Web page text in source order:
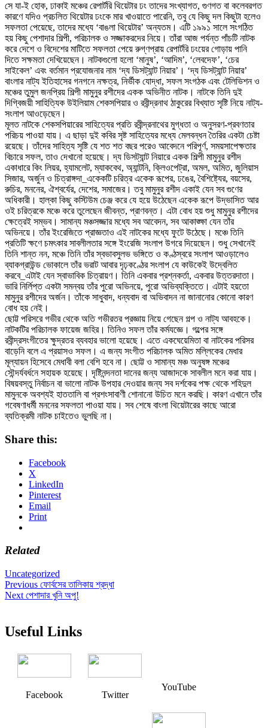
সে যা-ই হোক, ঢাকাই মঞ্চের রেপার্টরি থিয়েটার ঢং তাদের সংখ্যাগত, গুণগত বা কলেবরগত
কারণে যদিও প্রচলিত থিয়েটার ঢংকে মার খাওয়াতে পারেনি, তবু যে কিছু দল কিছুটা হলেও
সফলতা পেয়েছে, তাদের মধ্যে ‘বাঙলা থিয়েটার’ অন্যতম। এটি ১৯৯১ সালে সংগঠিত
হয় কিছু পেশাদার শিল্পী, পরিচালক ও সজ্জাকরদের নিয়ে। তাঁরা আজ পর্যন্ত পাঁচটি নাটক
করে দেশে ও বিদেশের মাটিতে সফলতা পেয়ে রুগ্ণপ্রায় রেপার্টরি ঢংয়ের গোড়ায় পানি
দিতে সক্ষমতা দেখিয়েছেন। নাটকগুলো হলো ‘মানুষ’, ‘আদিম’, ‘লেবদেফ’, ‘চের
সাইকেল’ এবং বর্তমান প্রযোজনার নাম ‘দ্য ডিসট্যান্ট নিয়ার’। ‘দ্য ডিসট্যান্ট নিয়ার’
বাংলার নাট্য ইতিহাসের গনগনে নক্ষত্র, নির্ভীক যোদ্ধা, সফল সংগঠক এবং টেলিভিশন ও
মঞ্চের তুমুল জনপ্রিয় শিল্পী মামুনুর রশীদের একক অভিনীত নাটক। নাটকে তিনি দুই
দিগ্বিজয়ী সাহিত্যিক উইলিয়াম শেকসপিয়ার ও রবীন্দ্রনাথ ঠাকুরের বিখ্যাত সৃষ্টি নিয়ে নাট্য-
সংলাপ আওড়েছেন।
মূলত নাটকে শেকসপিয়ারের সাহিত্যের প্রতি রবীন্দ্রনাথের মুগ্ধতা ও অনুসরণ-প্রবণতার
পরিচয় পাওয়া যায়। এ ছাড়া দুই কবির সৃষ্ট সাহিত্যের মধ্যে মেলবন্ধন তৈরির একটা চেষ্টা
রয়েছে। তাঁদের সাহিত্য সৃষ্টি যে শত শত বছর পরেও আবেদনে পরিপূর্ণ, সময়সাপেক্ষতার
বিচারে সফল, তাও দেখানো হয়েছে। দ্য ডিসট্যান্ট নিয়ারে একক শিল্পী মামুনুর রশীদ
একাধারে কিং লিয়র, হ্যামলেট, ম্যাকবেথ, অ্যান্টনি, ক্লিওপেট্রা, অমল, অমিত, জুলিয়াস
সিজার, অর্জুন ও চিত্রাঙ্গদা_একেকটি চরিত্র একেক রূপের, ঢঙের, বৈশিষ্ট্যের, বয়সের,
রুচির, মননের, ঐশ্বর্যের, দেশের, সমাজের। তবু মামুনুর রশীদ একাই যেন সব গুণের
অধিকারী। হাল্কা কিছু কস্টিউম চেঞ্জ করে যে হয়ে উঠেছেন একেক রূপে উদ্ভাসিত আর
ওই চরিত্রকে মঞ্চে করে তুলেছেন জীবন্ত, প্রাণবন্ত। এটা বোধ হয় শুধু মামুনুর রশীদের
ক্ষেত্রেই সম্ভব। সামান্য মঞ্চসজ্জার মধ্যে সব আবেদন, সব আকাঙ্ক্ষা যেন তাঁর
অভিনয়ে। তাঁর ইংরেজিতে প্রাজ্ঞতাও এই নাটকের মধ্যে ফুটে উঠেছে। মঞ্চে তিনি
প্রতিটি ক্ষণে চমৎকার সাবলীলতার সঙ্গে ইংরেজি সংলাপ উগরে দিয়েছেন। শুধু সেখানেই
তিনি শান্ত নন, মঞ্চে তিনি তাঁর স্বভাবসুলভ ভঙ্গিতে ও কণ্ঠস্বরে সংলাপ আওড়ালেও
ব্যাকগ্রাউন্ড ভোকালে তাঁর ভরাট আবার দৃঢ়কণ্ঠের সংলাপ যে কাউকেই উদ্বেলিত
করবে_এটাই যেন স্বাভাবিক চিত্রায়ণ। তিনি একবার প্রশ্নকর্তা, একবার উত্তরদাতা।
ভারি নির্লিপ্ত একটা সমন্বয় তাঁর পুরো অভিনয়ে, পুরো অভিব্যক্তিতে। এটাই হয়তো
মামুনুর রশীদের অর্জন। তাঁকে সাধুবাদ, ধন্যবাদ বা অভিবাদন না জানানোর কোনো কারণ
বোধ হয় নেই।
ছোট্ট পরিসরে গভীর থেকে অতি গভীরতর প্রজ্ঞায় নিয়ে গেছেন গল্প ও নাট্য আবহকে।
নাটকটির পরিচালক ফায়েজ জহির। তিনিও সফল তাঁর কর্মযজ্ঞে। গল্পের সঙ্গে
রবীন্দ্রসংগীতের ক্ষুদ্রতর ব্যবহার ভালো হয়েছে। এতে একঘেয়েমিতা বা নাটকের পরিসর
বাড়েনি বলে এ প্রয়াসও সফল। এ জন্য সংগীত পরিচালক অমিত মলি্লকের মেধার
মূল্যায়ন হিসেবে মেধাবী বলা বেশি হবে না। ছোট্ট ও সামান্য মঞ্চ অনুষঙ্গ মঞ্চের
সৌন্দর্যবর্ধনে সহায়ক হয়েছে। দৃষ্টিনন্দনতা দানের জন্য আজাদকে সাবলীল মনে করা যায়।
বিষয়বস্তু নির্বাচন বা ভালো নাটক উপহার দেওয়ার জন্য সব দর্শকের পক্ষ থেকে শহিদুল
মামুনকে অবশ্যই হাততালি বা প্রশংসাবাণী শোনানো উচিত মনে করছি। কারণ এখানে তাঁর
গবেষণাধর্মী মননের সফলতা পাওয়া যায়। সব শেষে বাংলা থিয়েটারের কাছে আরো
ব্যতিক্রমী নাটক চাইতেও ভুলছি না।
Share this:
Facebook
X
LinkedIn
Pinterest
Email
Print
Related
Uncategorized
Post
navigation
Previous Previous
post:
ফোর্বসের তালিকায় শ্রদ্ধা
Next Next
পেশাদার খুনি অপু!
Useful Links
Facebook Twitter
YouTube